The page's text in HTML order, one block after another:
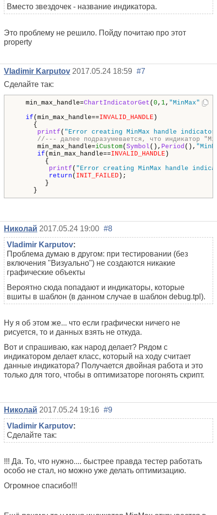
Вместо звездочек - название индикатора.
Это проблему не решило. Пойду почитаю про этот
property
Vladimir Karputov 2017.05.24 18:59 #7
Сделайте так:
min_max_handle=ChartIndicatorGet ( 0 , 1, "MinMax" );
if (min_max_handle==INVALID_HANDLE )
{
printf ( "Error creating MinMax handle
//--- далее подразумевается, что индикатор
min_max_handle=iCustom( Symbol (), Period (),
if (min_max_handle==INVALID_HANDLE )
{
printf ( "Error creating MinMax handle
return ( INIT_FAILED );
}
}
Николай 2017.05.24 19:00 #8
Vladimir Karputov:
Проблема думаю в другом: при тестировании (без
включения "Визуально") не создаются никакие
графические объекты
Вероятно сюда попадают и индикаторы, которые
вшиты в шаблон (в данном случае в шаблон debug.tpl).
Ну я об этом же... что если графически ничего не
рисуется, то и данных взять не откуда.
Вот и спрашиваю, как народ делает? Рядом с
индикатором делает класс, который на ходу считает
данные индикатора? Получается двойная работа и это
только для того, чтобы в оптимизаторе погонять скрипт.
Николай 2017.05.24 19:16 #9
Vladimir Karputov:
Сделайте так:
!!! Да. То, что нужно.... быстрее правда тестер работать
особо не стал, но можно уже делать оптимизацию.
Огромное спасибо!!!